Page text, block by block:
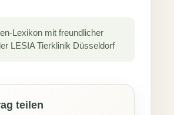
Lexikon mit freundlicher
LESIA Tierklinik Düsseldorf
teilen